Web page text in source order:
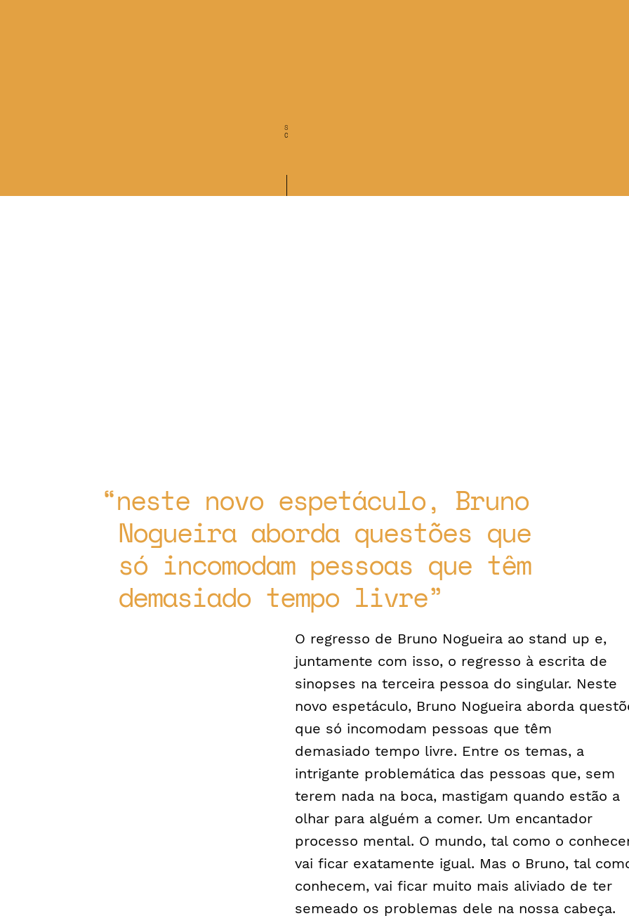
S
C
neste novo espetáculo, Bruno
Nogueira aborda questões que
só incomodam pessoas que têm
demasiado tempo livre
O regresso de Bruno Nogueira ao stand up e,
juntamente com isso, o regresso à escrita de
sinopses na terceira pessoa do singular. Neste
novo espetáculo, Bruno Nogueira aborda
que só incomodam pessoas que têm
demasiado tempo livre. Entre os temas, a
intrigante problemática das pessoas que, sem
terem nada na boca, mastigam quando estão a
olhar para alguém a comer. Um encantador
processo mental. O mundo, tal como o
vai ficar exatamente igual. Mas o Bruno, tal
conhecem, vai ficar muito mais aliviado de ter
semeado os problemas dele na nossa cabeça.